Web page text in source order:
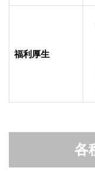
福利厚生
各